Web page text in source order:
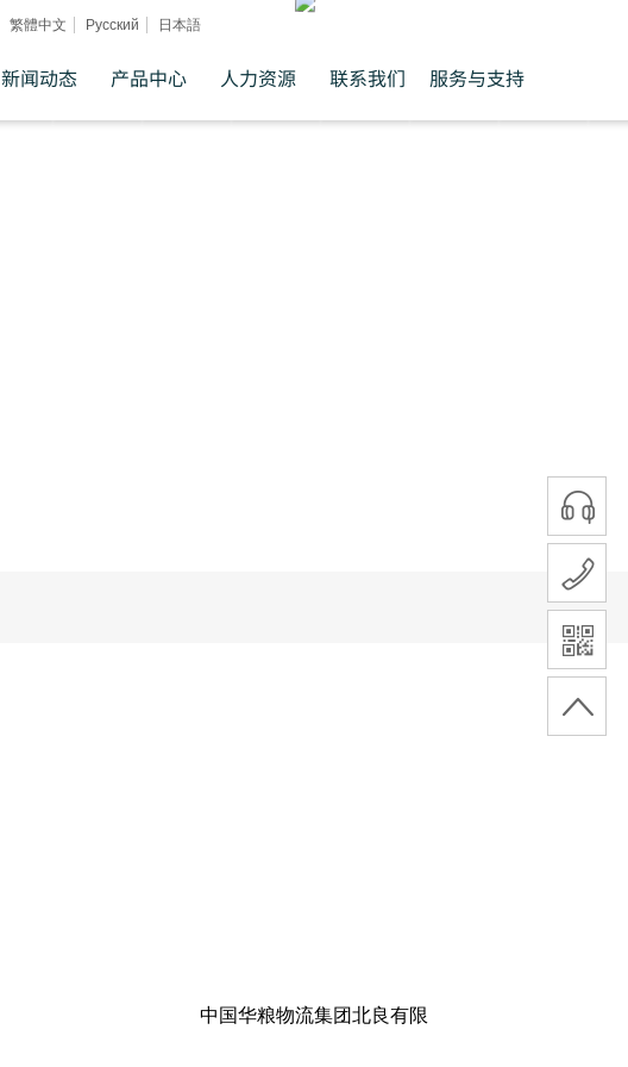
新闻动态 产品中心 人力资源 联系我们 服务与支持
繁體中文 Русский 日本語
中国华粮物流集团北良有限